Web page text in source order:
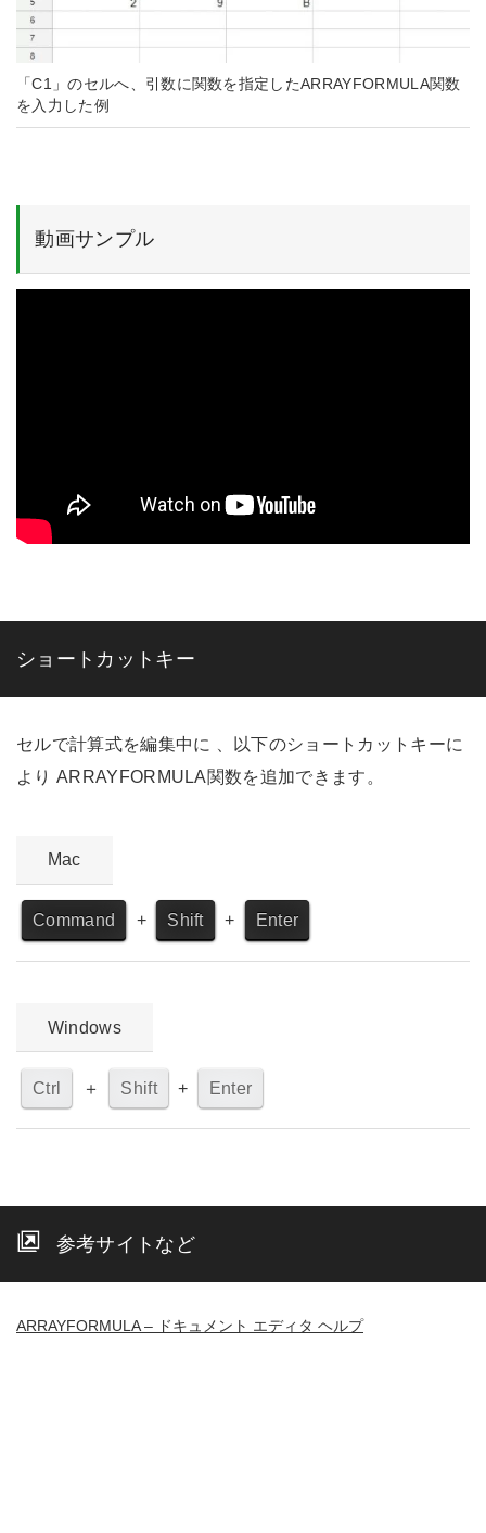
「C1」のセルへ、引数に関数を指定したARRAYFORMULA関数
を入力した例
動画サンプル
ショートカットキー
セルで計算式を編集中に 、以下のショートカットキーに
より ARRAYFORMULA関数を追加できます。
Mac
Command + Shift + Enter
Windows
Ctrl ＋ Shift + Enter
参考サイトなど
ARRAYFORMULA – ドキュメント エディタ ヘルプ